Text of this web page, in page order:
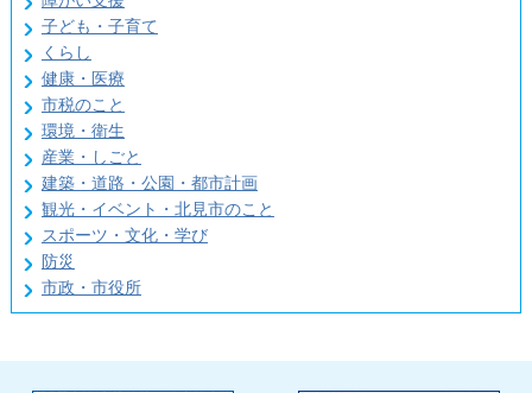
子ども・子育て
くらし
健康・医療
市税のこと
環境・衛生
産業・しごと
建築・道路・公園・都市計画
観光・イベント・北見市のこと
スポーツ・文化・学び
防災
市政・市役所